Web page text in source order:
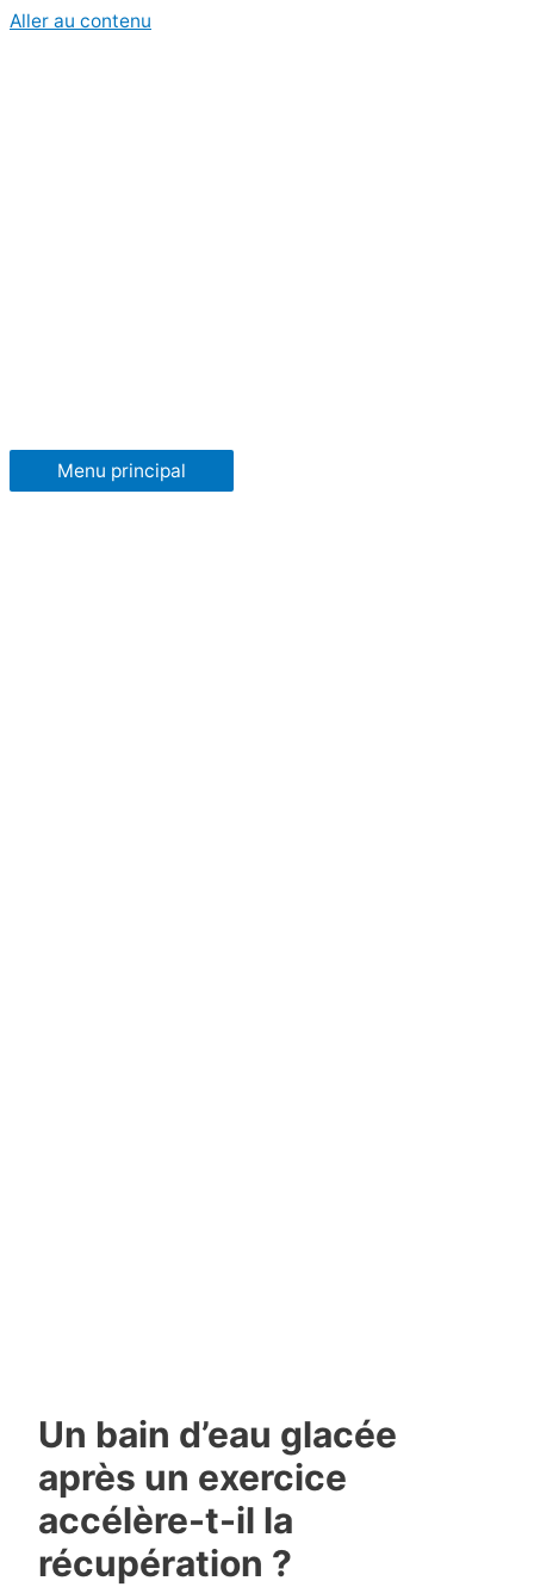
Aller au contenu
Menu principal
Un bain d’eau glacée
après un exercice
accélère-t-il la
récupération ?